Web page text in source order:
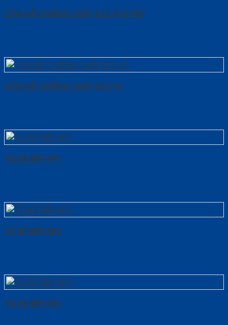
CỬA GỖ CHỐNG CHÁY GCC-P1G1R3
CỬA GỖ CHỐNG CHÁY GCC-P1
TỦ KỆ BẾP KP1
TỦ KỆ BẾP KP2
TỦ KỆ BẾP KP3